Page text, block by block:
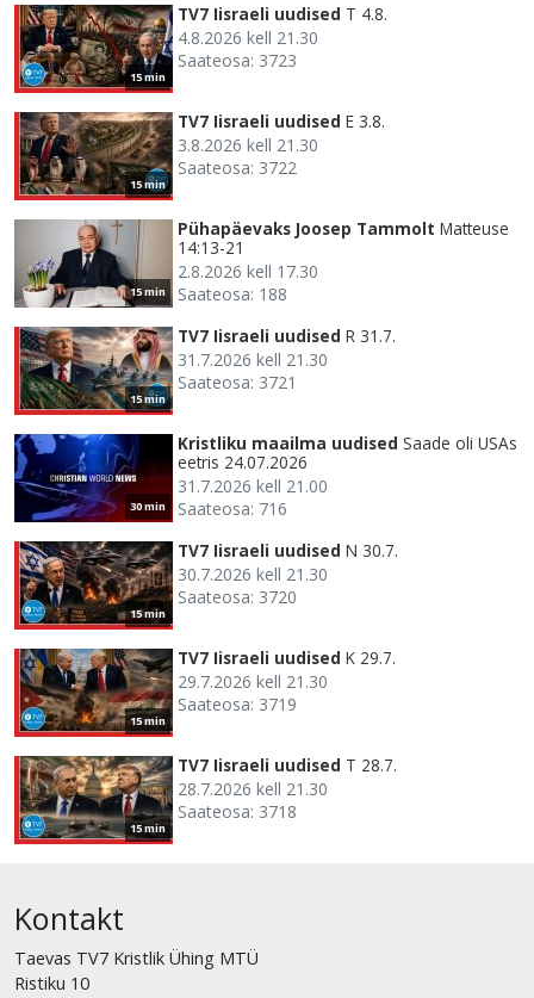
15 min
TV7 Iisraeli uudised T 4.8.
4.8.2026 kell 21.30
Saateosa: 3723
15 min
TV7 Iisraeli uudised E 3.8.
3.8.2026 kell 21.30
Saateosa: 3722
15 min
Pühapäevaks Joosep Tammolt Matteuse
14:13-21
2.8.2026 kell 17.30
Saateosa: 188
15 min
TV7 Iisraeli uudised R 31.7.
31.7.2026 kell 21.30
Saateosa: 3721
30 min
Kristliku maailma uudised Saade oli USAs
eetris 24.07.2026
31.7.2026 kell 21.00
Saateosa: 716
15 min
TV7 Iisraeli uudised N 30.7.
30.7.2026 kell 21.30
Saateosa: 3720
15 min
TV7 Iisraeli uudised K 29.7.
29.7.2026 kell 21.30
Saateosa: 3719
15 min
TV7 Iisraeli uudised T 28.7.
28.7.2026 kell 21.30
Saateosa: 3718
Kontakt
Taevas TV7 Kristlik Ühing MTÜ
Ristiku 10